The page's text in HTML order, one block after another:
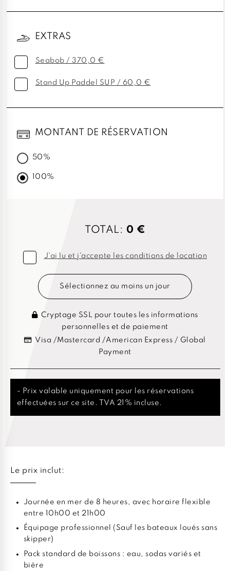
EXTRAS
Seabob / 370,0 €
Stand Up Paddel SUP / 60,0 €
MONTANT DE RÉSERVATION
50%
100%
TOTAL: 0 €
J'ai lu et j'accepte les conditions de location
Sélectionnez au moins un jour
Cryptage SSL pour toutes les informations
personnelles et de paiement
Visa /Mastercard /American Express / Global
Payment
- Prix valable uniquement pour les réservations
effectuées sur ce site. TVA 21% incluse.
Le prix inclut:
Journée en mer de 8 heures, avec horaire flexible
entre 10h00 et 21h00
Équipage professionnel (Sauf les bateaux loués sans
skipper)
Pack standard de boissons : eau, sodas variés et
bière